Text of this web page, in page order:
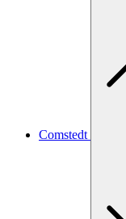
Comstedt